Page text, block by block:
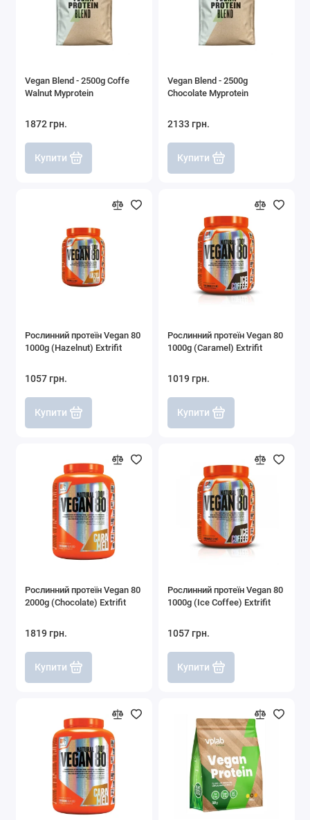
Vegan Blend - 2500g Coffe
Walnut Myprotein
1872 грн.
Купити
Vegan Blend - 2500g
Chocolate Myprotein
2133 грн.
Купити
Рослинний протеїн Vegan 80
1000g (Hazelnut) Extrifit
1057 грн.
Купити
Рослинний протеїн Vegan 80
1000g (Caramel) Extrifit
1019 грн.
Купити
Рослинний протеїн Vegan 80
2000g (Chocolate) Extrifit
1819 грн.
Купити
Рослинний протеїн Vegan 80
1000g (Ice Coffee) Extrifit
1057 грн.
Купити